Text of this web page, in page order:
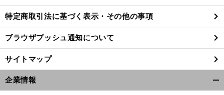
特定商取引法に基づく表示・その他の事項
ブラウザプッシュ通知について
サイトマップ
企業情報